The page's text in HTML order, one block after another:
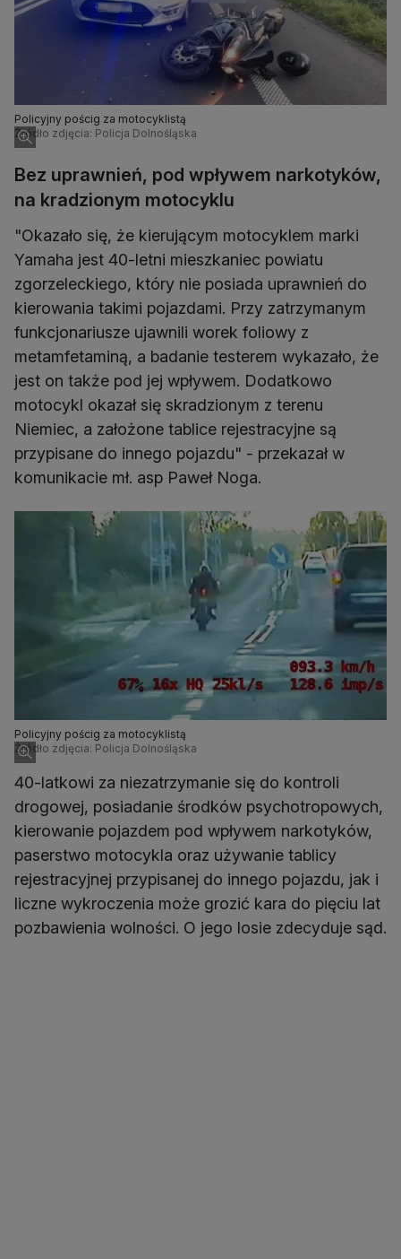
Policyjny pościg za motocyklistą
Źródło zdjęcia: Policja Dolnośląska
Bez uprawnień, pod wpływem narkotyków,
na kradzionym motocyklu
"Okazało się, że kierującym motocyklem marki
Yamaha jest 40-letni mieszkaniec powiatu
zgorzeleckiego, który nie posiada uprawnień do
kierowania takimi pojazdami. Przy zatrzymanym
funkcjonariusze ujawnili worek foliowy z
metamfetaminą, a badanie testerem wykazało, że
jest on także pod jej wpływem. Dodatkowo
motocykl okazał się skradzionym z terenu
Niemiec, a założone tablice rejestracyjne są
przypisane do innego pojazdu" - przekazał w
komunikacie mł. asp Paweł Noga.
Policyjny pościg za motocyklistą
Źródło zdjęcia: Policja Dolnośląska
40-latkowi za niezatrzymanie się do kontroli
drogowej, posiadanie środków psychotropowych,
kierowanie pojazdem pod wpływem narkotyków,
paserstwo motocykla oraz używanie tablicy
rejestracyjnej przypisanej do innego pojazdu, jak i
liczne wykroczenia może grozić kara do pięciu lat
pozbawienia wolności. O jego losie zdecyduje sąd.